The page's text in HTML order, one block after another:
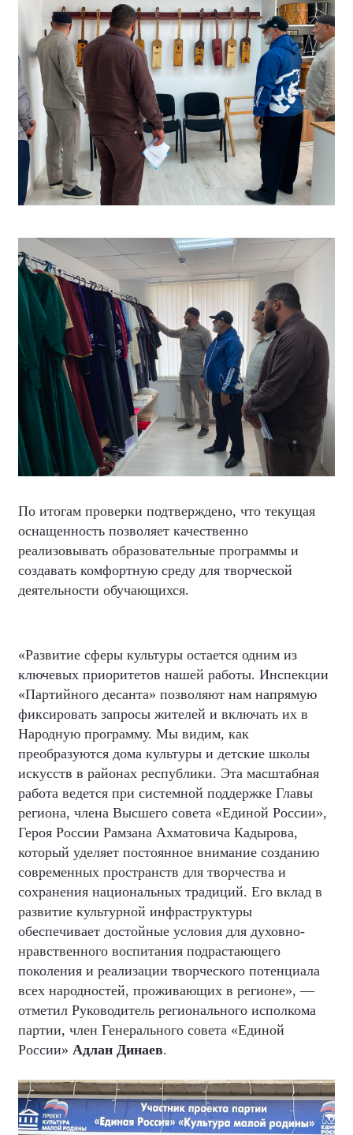
По итогам проверки подтверждено, что текущая
оснащенность позволяет качественно
реализовывать образовательные программы и
создавать комфортную среду для творческой
деятельности обучающихся.
«Развитие сферы культуры остается одним из
ключевых приоритетов нашей работы. Инспекции
«Партийного десанта» позволяют нам напрямую
фиксировать запросы жителей и включать их в
Народную программу. Мы видим, как
преобразуются дома культуры и детские школы
искусств в районах республики. Эта масштабная
работа ведется при системной поддержке Главы
региона, члена Высшего совета «Единой России»,
Героя России Рамзана Ахматовича Кадырова,
который уделяет постоянное внимание созданию
современных пространств для творчества и
сохранения национальных традиций. Его вклад в
развитие культурной инфраструктуры
обеспечивает достойные условия для духовно-
нравственного воспитания подрастающего
поколения и реализации творческого потенциала
всех народностей, проживающих в регионе», —
отметил Руководитель регионального исполкома
партии, член Генерального совета «Единой
России» Адлан Динаев.